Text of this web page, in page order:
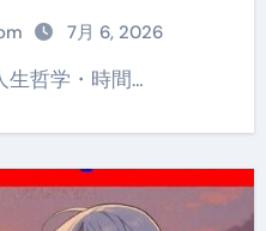
7月 6, 2026
生哲学・時間…